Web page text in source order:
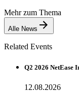
Mehr zum Thema
Alle News
Related Events
Q2 2026 NetEase
12.08.2026